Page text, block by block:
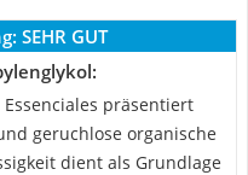
SEHR GUT
präsentiert
geruchlose organische
dient als Grundlage